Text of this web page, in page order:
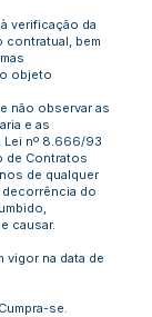
verificação da
bem
objeto
não observar as
e as
nº 8.666/93
de Contratos
de qualquer
decorrência do
causar.
vigor na data de
se.